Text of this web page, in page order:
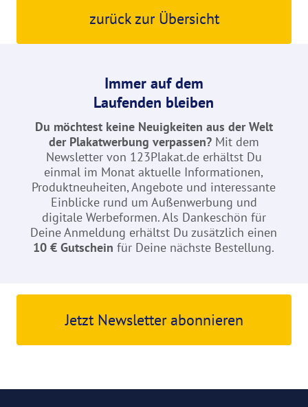
zurück zur Übersicht
Immer auf dem
Laufenden bleiben
Du möchtest keine Neuigkeiten aus der Welt
der Plakatwerbung verpassen?Mit dem
Newsletter von 123Plakat.de erhältst Du
einmal im Monat aktuelle Informationen,
Produktneuheiten, Angebote und interessante
Einblicke rund um Außenwerbung und
digitale Werbeformen. Als Dankeschön für
Deine Anmeldung erhältst Du zusätzlich einen
10 € Gutschein für Deine nächste Bestellung.
Jetzt Newsletter abonnieren